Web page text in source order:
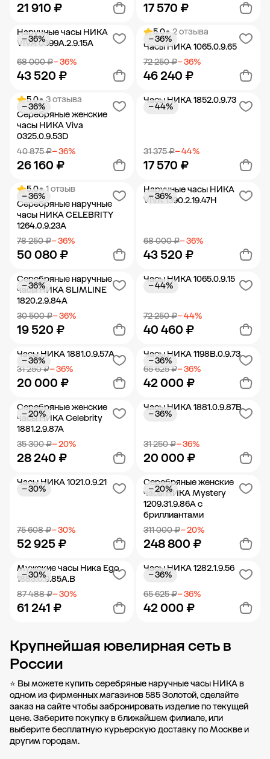
21 910 ₽
Добавить в корзину
17 570 ₽
Добавить в корзину
Наручные часы НИКА
VIVA 0399A.2.9.15A
68 000 ₽− 36%
43 520 ₽
− 36%
Добавить в корзину
5.0• 2 отзыва
Часы НИКА 1065.0.9.65
72 250 ₽− 36%
46 240 ₽
− 36%
Добавить в корзину
5.0• 3 отзыва
Серебряные женские
часы НИКА Viva
0325.0.9.53D
40 875 ₽− 36%
26 160 ₽
− 36%
Добавить в корзину
Часы НИКА 1852.0.9.73
31 375 ₽− 44%
17 570 ₽
− 44%
Добавить в корзину
5.0• 1 отзыв
Серебряные наручные
часы НИКА CELEBRITY
1264.0.9.23A
78 250 ₽− 36%
50 080 ₽
− 36%
Добавить в корзину
Наручные часы НИКА
VIVA 1390.2.19.47H
68 000 ₽− 36%
43 520 ₽
− 36%
Добавить в корзину
Серебряные наручные
часы НИКА SLIMLINE
1820.2.9.84A
30 500 ₽− 36%
19 520 ₽
− 36%
Добавить в корзину
Часы НИКА 1065.0.9.15
72 250 ₽− 44%
40 460 ₽
− 44%
Добавить в корзину
Часы НИКА 1881.0.9.57A
31 250 ₽− 36%
20 000 ₽
− 36%
Добавить в корзину
Часы НИКА 1198B.0.9.73
65 625 ₽− 36%
42 000 ₽
− 36%
Добавить в корзину
Серебряные женские
часы НИКА Celebrity
1881.2.9.87A
35 300 ₽− 20%
28 240 ₽
− 20%
Добавить в корзину
Часы НИКА 1881.0.9.87B
31 250 ₽− 36%
20 000 ₽
− 36%
Добавить в корзину
Часы НИКА 1021.0.9.21
75 608 ₽− 30%
52 925 ₽
− 30%
Добавить в корзину
Серебряные женские
часы НИКА Mystery
1209.31.9.86A с
бриллиантами
311 000 ₽− 20%
248 800 ₽
− 20%
Добавить в корзину
Мужские часы Ника Ego
1883.0.9.85A.B
87 488 ₽− 30%
61 241 ₽
− 30%
Добавить в корзину
Часы НИКА 1282.1.9.56
65 625 ₽− 36%
42 000 ₽
− 36%
Добавить в корзину
Крупнейшая ювелирная сеть в
России
⭐ Вы можете купить серебряные наручные часы НИКА в
одном из фирменных магазинов 585 Золотой, сделайте
заказ на сайте чтобы забронировать изделие по текущей
цене. Заберите покупку вближайшем филиале, или
выберите бесплатную курьерскую доставку по Москве и
другим городам.